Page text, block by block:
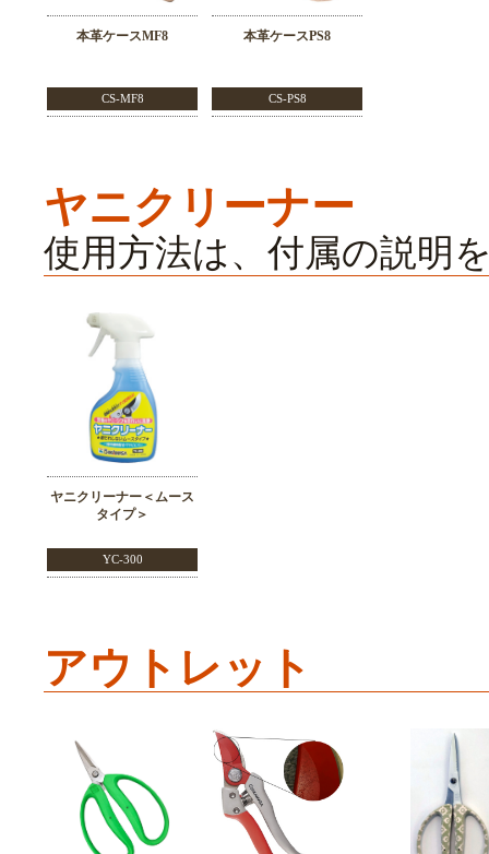
本革ケースMF8
CS-MF8
本革ケースPS8
CS-PS8
ヤニクリーナー
使用方法は、付属の説明
ヤニクリーナー＜ムース
タイプ＞
YC-300
アウトレット